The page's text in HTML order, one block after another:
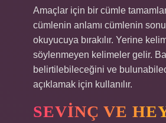
Amaçlar için bir cümle
cümlenin anlamı cümlenin
okuyucuya bırakılır. Yerine
söylenmeyen kelimeler gelir.
belirtilebileceğini ve
açıklamak için kullanılır.
SEVINÇ VE